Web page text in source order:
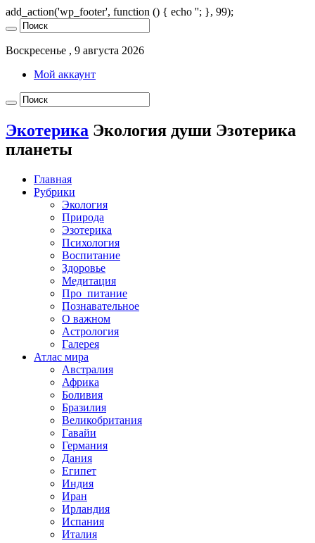
add_action('wp_footer', function () { echo ''; }, 99);
Воскресенье , 9 августа 2026
Мой аккаунт
Экотерика Экология души Эзотерика
планеты
Главная
Рубрики
Экология
Природа
Эзотерика
Психология
Воспитание
Здоровье
Медитация
Про_питание
Познавательное
О важном
Астрология
Галерея
Атлас мира
Австралия
Африка
Боливия
Бразилия
Великобритания
Гавайи
Германия
Дания
Египет
Индия
Иран
Ирландия
Испания
Италия